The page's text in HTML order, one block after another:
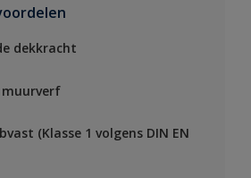
dekkracht
muurverf
(Klasse 1 volgens DIN EN